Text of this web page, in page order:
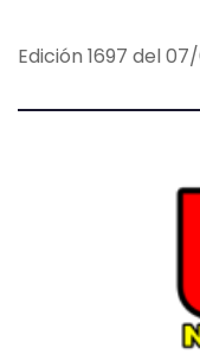
Edición 1697 del